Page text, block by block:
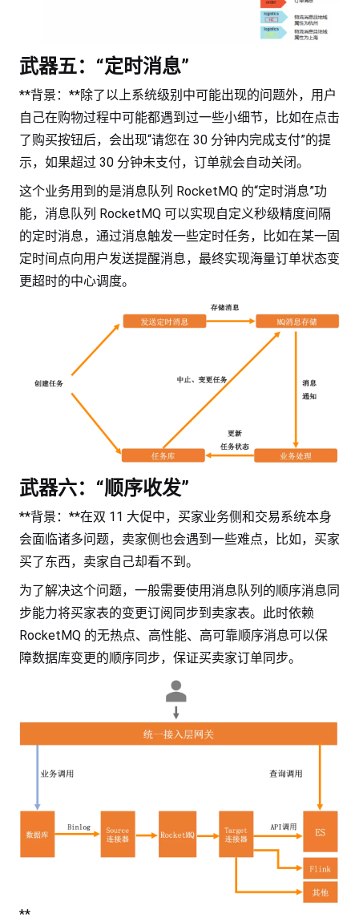
武器五：“定时消息”
**背景：**除了以上系统级别中可能出现的问题外，用户
自己在购物过程中可能都遇到过一些小细节，比如在点击
了购买按钮后，会出现“请您在 30 分钟内完成支付”的提
示，如果超过 30 分钟未支付，订单就会自动关闭。
这个业务用到的是消息队列 RocketMQ 的“定时消息”功
能，消息队列 RocketMQ 可以实现自定义秒级精度间隔
的定时消息，通过消息触发一些定时任务，比如在某一固
定时间点向用户发送提醒消息，最终实现海量订单状态变
更超时的中心调度。
武器六：“顺序收发”
**背景：**在双 11 大促中，买家业务侧和交易系统本身
会面临诸多问题，卖家侧也会遇到一些难点，比如，买家
买了东西，卖家自己却看不到。
为了解决这个问题，一般需要使用消息队列的顺序消息同
步能力将买家表的变更订阅同步到卖家表。此时依赖
RocketMQ 的无热点、高性能、高可靠顺序消息可以保
障数据库变更的顺序同步，保证买卖家订单同步。
**